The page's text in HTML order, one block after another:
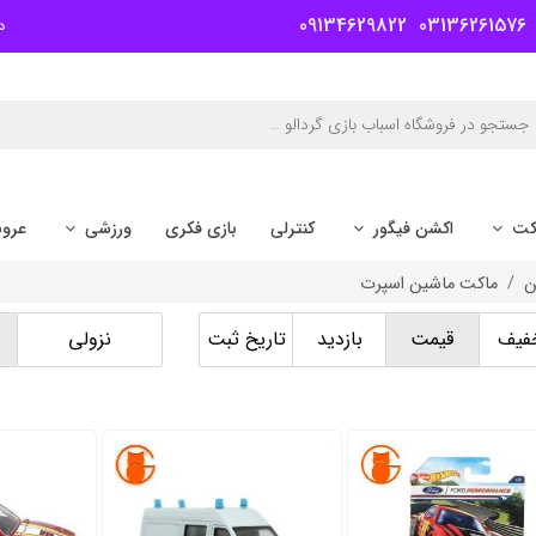
03136261576
09134629822
اکشن فیگور کنترلی بازی فکری ورزشی
ماکت ماشین اسپرت
قیمت بازدید تاریخ ثبت نزولی